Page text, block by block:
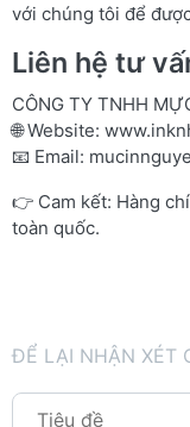
với chúng tôi để
Liên hệ tư
CÔNG TY TNHH
🌐 Website:
📧 Email:
👉 Cam kết: Hàng
toàn quốc.
ĐỂ LẠI NHẬN XÉT